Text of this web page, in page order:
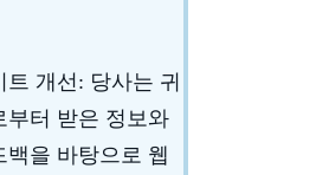
트 개선 : 당사는 귀
부터 받은 정보와
백을 바탕으로 웹